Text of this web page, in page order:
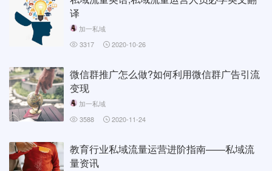
译
加一私域
3317
2020-10-26
微信群推广怎么做?如何利用微信群广告引流
变现
加一私域
3588
2020-11-24
教育行业私域流量运营进阶指南——私域流
量资讯